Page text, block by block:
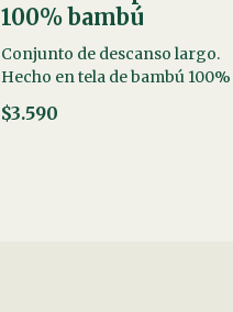
100% bambú
Conjunto de descanso largo.
Hecho en tela de bambú 100%
$3.590